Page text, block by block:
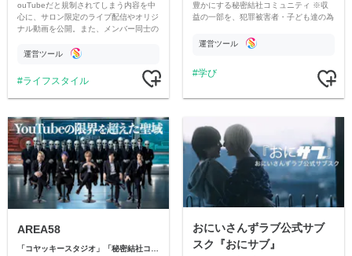
ouTubeだと規制されてしまう内容を中
心に、サロン限定のライブ配信やオリジ
ナル動画を公開。また、メンバー同士の
ただいています。
運営ツール
ライフスタイル
豊かにする秘密結社コミュニティ ※収
益の一部を、犯罪被害者・子ども達の為
す運営ツール
学び
AREA58
「コヤッキースタジオ」「秘密結社コヤミナティ」
おにいさんずラブ公式サブ
スク『おにサブ』